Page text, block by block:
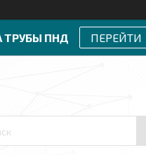
ТРУБЫ ПНД ПЕРЕЙТИ